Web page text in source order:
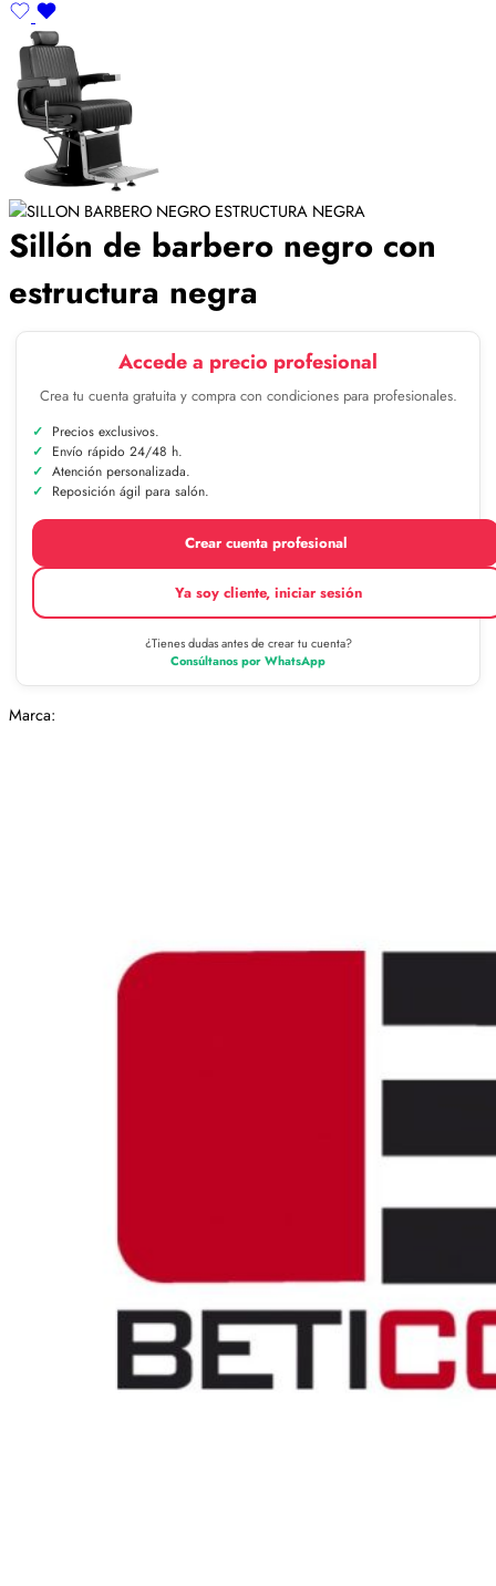
Sillón de barbero negro con
estructura negra
Accede a precio profesional
Crea tu cuenta gratuita y compra con condiciones para profesionales.
Precios exclusivos.
Envío rápido 24/48 h.
Atención personalizada.
Reposición ágil para salón.
Crear cuenta profesional
Ya soy cliente, iniciar sesión
¿Tienes dudas antes de crear tu cuenta?
Consúltanos por WhatsApp
Marca: